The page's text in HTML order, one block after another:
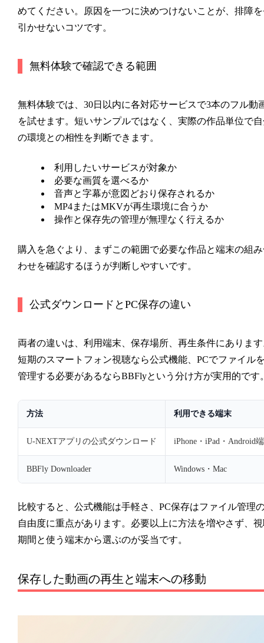
めてください。原因を一つに決めつけないことが、排障
引かせないコツです。
無料体験で確認できる範囲
無料体験では、30日以内に各対応サービスで3本のフル動
を試せます。短いサンプルではなく、実際の作品単位で
の環境との相性を判断できます。
利用したいサービスが対象か
必要な画質を選べるか
音声と字幕が意図どおり保存されるか
MP4またはMKVが再生環境に合うか
操作と保存先の管理が無理なく行えるか
購入を急ぐより、まずこの範囲で必要な作品と端末の組
わせを確認するほうが判断しやすいです。
公式ダウンロードとPC保存の違い
両者の違いは、利用端末、保存場所、再生条件にありま
短期のスマートフォン視聴なら公式機能、PCでファイル
管理する必要があるならBBFlyという分け方が実用的です
方法 利用できる端末
U-NEXTアプリの公式ダウンロード iPhone・iPad・Android
BBFly Downloader Windows・Mac
比較すると、公式機能は手軽さ、PC保存はファイル管理
自由度に重点があります。必要以上に方法を増やさず、
期間と使う端末から選ぶのが妥当です。
保存した動画の再生と端末への移動